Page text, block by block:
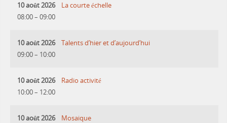
10 août 2026
08:00– 09:00
La courte échelle
10 août 2026
09:00– 10:00
Talents d’hier et d’aujourd’hui
10 août 2026
10:00– 12:00
Radio activité
10 août 2026
Mosaique